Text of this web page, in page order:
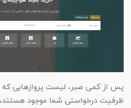
پس از کمی صبر، لیست پروازهایی که
ظرفیت درخواستی شما موجود
تور طبس
تور کویر کاراکال
تور کویر ابوزیدآباد
تور کیش از بندرعباس
تور مالدیو
تور قزاقستان اقساطی